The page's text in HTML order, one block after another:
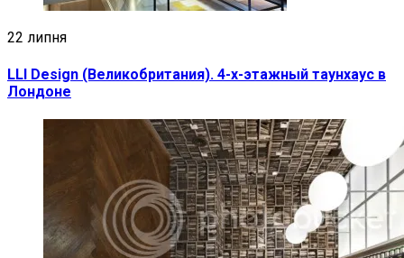
22 липня
LLI Design (Великобритания). 4-х-этажный таунхаус в
Лондоне